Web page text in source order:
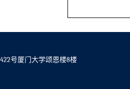
号厦门大学颂恩楼8楼